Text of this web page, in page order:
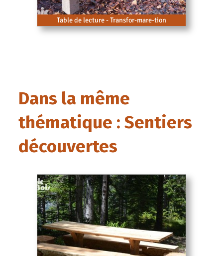
Table de lecture - Transfor-mare-tion
Dans la même
thématique : Sentiers
découvertes